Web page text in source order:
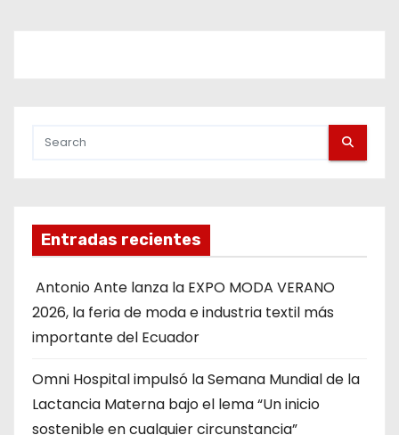
Entradas recientes
Antonio Ante lanza la EXPO MODA VERANO
2026, la feria de moda e industria textil más
importante del Ecuador
Omni Hospital impulsó la Semana Mundial de la
Lactancia Materna bajo el lema “Un inicio
sostenible en cualquier circunstancia”